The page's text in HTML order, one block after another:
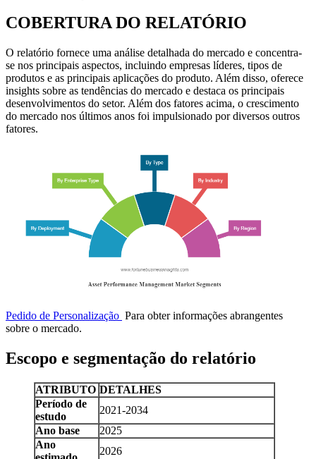
COBERTURA DO RELATÓRIO
O relatório fornece uma análise detalhada do mercado e concentra-
se nos principais aspectos, incluindo empresas líderes, tipos de
produtos e as principais aplicações do produto. Além disso, oferece
insights sobre as tendências do mercado e destaca os principais
desenvolvimentos do setor. Além dos fatores acima, o crescimento
do mercado nos últimos anos foi impulsionado por diversos outros
fatores.
Pedido de Personalização Para obter informações abrangentes
sobre o mercado.
Escopo e segmentação do relatório
ATRIBUTO DETALHES
Período de
estudo
2021-2034
Ano base
2025
Ano
2026